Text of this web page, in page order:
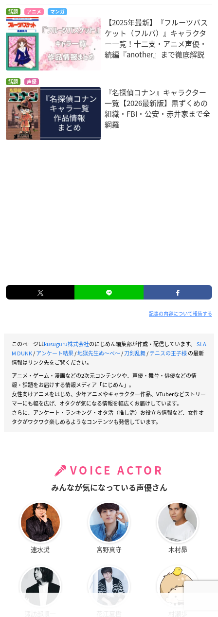
話題 アニメ マンガ
【2025年最新】『フルーツバス
ケット（フルバ）』キャラクタ
ー一覧！十二支・アニメ声優・
続編『another』まで徹底解説
話題 声優
『名探偵コナン』キャラクター
一覧【2026最新版】黒ずくめの
組織・FBI・公安・赤井家まで全
網羅
記事の内容について報告する
このページはkusuguru株式会社のにじめん編集部が作成・配信しています。 SLA
M DUNK/アンケート結果/地獄先生ぬ〜べ〜/刀剣乱舞/テニスの王子様の最新
情報はリンク先をご覧ください。
アニメ・ゲーム・漫画などの2次元コンテンツや、声優・舞台・俳優などの情
報・話題をお届けする情報メディア「にじめん」。
女性向けアニメをはじめ、少年アニメやキャラクター作品、VTuberなどストリー
マーにも幅を広げ、オタクが気になる情報を幅広くお届けしています。
さらに、アンケート・ランキング・オタ活（推し活）お役立ち情報など、女性オ
タクがワクワク楽しめるようなコンテンツも発信しています。
VOICE ACTOR
みんなが気になっている声優さん
速水奨 宮野真守 木村昴